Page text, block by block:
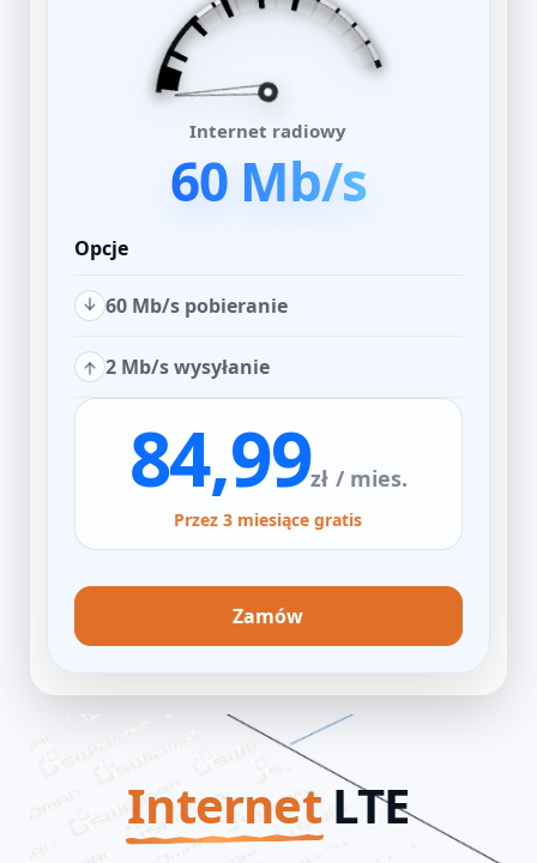
Internet radiowy
60 Mb/s
Opcje
60 Mb/s pobieranie
2 Mb/s wysyłanie
84,99zł / mies.
Przez 3 miesiące gratis
Zamów
Internet LTE